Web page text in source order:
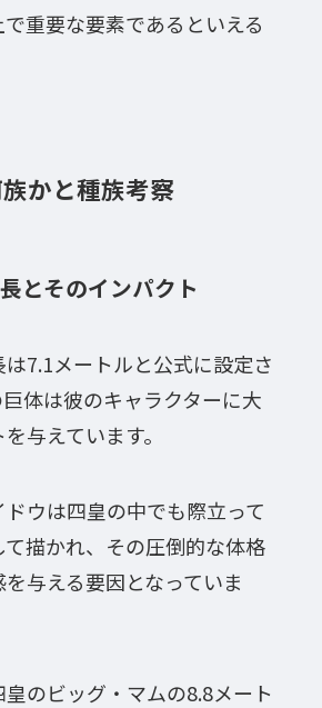
重要な要素であるといえる
かと種族考察
とそのインパクト
7.1メートルと公式に設定さ
体は彼のキャラクターに大
与えています。
ウは四皇の中でも際立って
描かれ、その圧倒的な体格
与える要因となっていま
のビッグ・マムの8.8メート